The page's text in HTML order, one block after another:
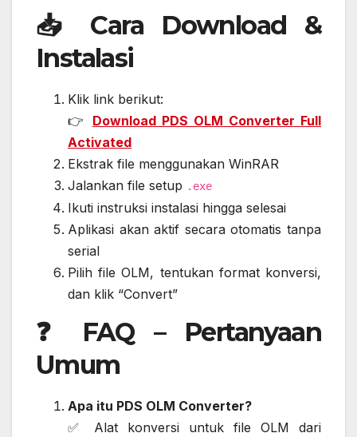
📥 Cara Download &
Instalasi
Klik link berikut:
👉 Download PDS OLM Converter Full
Activated
Ekstrak file menggunakan WinRAR
Jalankan file setup .exe
Ikuti instruksi instalasi hingga selesai
Aplikasi akan aktif secara otomatis tanpa
serial
Pilih file OLM, tentukan format konversi,
dan klik “Convert”
❓ FAQ – Pertanyaan
Umum
Apa itu PDS OLM Converter?
✅ Alat konversi untuk file OLM dari